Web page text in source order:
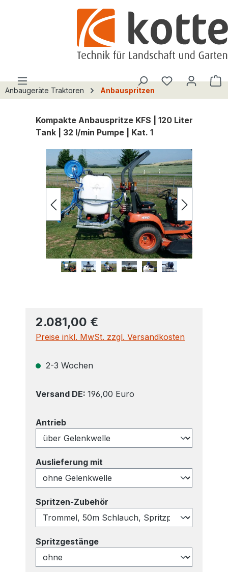
Du hast 0
Anbaugeräte Traktoren Anbauspritzen
Kompakte Anbauspritze KFS | 120 Liter
Tank | 32 l/min Pumpe | Kat. 1
Bildergalerie überspringen
2.081,00 €
Preise inkl. MwSt. zzgl. Versandkosten
2-3 Wochen
Versand DE: 196,00 Euro
Antriebauswählen
Auslieferung mit
Spritzen-Zubehör
Spritzgestängeauswählen